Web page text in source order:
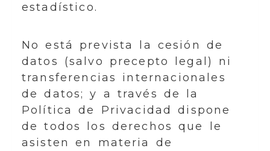
estadístico.
No está prevista la cesión de
datos (salvo precepto legal) ni
transferencias internacionales
de datos; y a través de la
Política de Privacidad dispone
de todos los derechos que le
asisten en materia de